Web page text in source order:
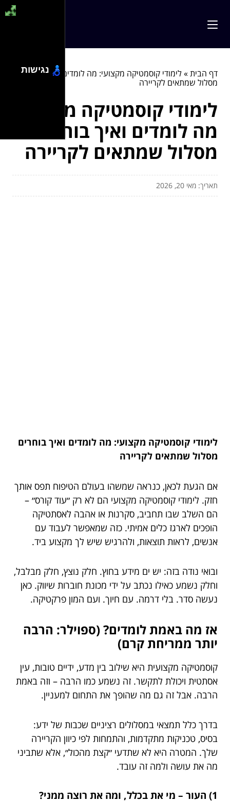
דף הבית»לימודי קוסמטיקה מקצועי: מה לומדים ואיך בוחרים
מסלול שמתאים לקריירה
לימודי קוסמטיקה מקצועי:
מה לומדים ואיך בוחרים
מסלול שמתאים לקריירה
תאריך: מאי 20, 2026
לימודי קוסמטיקה מקצועי: מה לומדים ואיך בוחרים
מסלול שמתאים לקריירה
אם הגעת לכאן, כנראה שמשהו בעולם הטיפוח תפס אותך
חזק. לימודי קוסמטיקה מקצועי הם לא רק ״עוד קורס״ –
הם השלב שבו תחביב, סקרנות או אהבה לאסתטיקה
הופכים לארגז כלים אמיתי. כזה שמאפשר לעבוד עם
אנשים, לראות תוצאות, ולהרגיש שיש לך מקצוע ביד.
ובואי נודה בזה: יש ים מידע בחוץ. חלק נוצץ, חלק מבלבל,
וחלק נשמע כאילו נכתב על ידי מכונת חוברות שיווק. כאן
נעשה סדר. בלי דרמה. עם חיוך. ועם המון פרקטיקה.
אז מה באמת לומדים? (ספוילר: הרבה
יותר ממריחת קרם)
קוסמטיקה מקצועית היא שילוב בין מדע, ידיים טובות, עין
אסתטית ויכולת לתקשר. זה נשמע כמו הרבה – וזה באמת
הרבה. אבל זה גם מה שהופך את התחום למעניין.
בדרך כלל תמצאי במסלולים רציניים שכבות של ידע:
בסיס, טכניקות מתקדמות, והתמחות לפי כיוון הקריירה
שלך. המטרה היא לא שתדעי ״קצת מהכול״, אלא שתביני
מה את עושה ולמה זה עובד.
1) העור – מי את בכלל, ומה את רוצה ממני?
נגישות